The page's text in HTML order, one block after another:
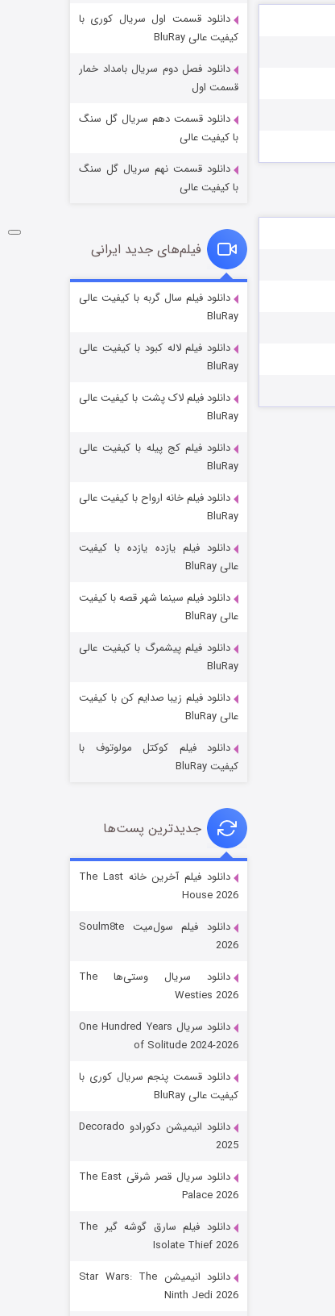
شکست استوارت در نجات جهان
قسمت ۷ (زیرنویس) منتشر شد
شوگر فصل ۲
قسمت
خاندان اژدها فصل ۳
جادوگری در مغولستان
قسمت
رویایی برای تو
قسمت
دانلود قسمت اول سریال کوری با
کیفیت عالی BluRay
دانلود فصل دوم سریال بامداد خمار
قسمت اول
دانلود قسمت دهم سریال گل سنگ
با کیفیت عالی
دانلود قسمت نهم سریال گل سنگ
با کیفیت عالی
فیلم‌های جدید ایرانی
دانلود فیلم سال گربه با کیفیت عالی
BluRay
دانلود فیلم لاله کبود با کیفیت عالی
BluRay
دانلود فیلم لاک پشت با کیفیت عالی
BluRay
دانلود فیلم کج‌ پیله با کیفیت عالی
BluRay
دانلود فیلم خانه ارواح با کیفیت عالی
BluRay
دانلود فیلم یازده یازده با کیفیت
عالی BluRay
دانلود فیلم سینما شهر قصه با کیفیت
عالی BluRay
دانلود فیلم پیشمرگ با کیفیت عالی
BluRay
دانلود فیلم زیبا صدایم کن با کیفیت
عالی BluRay
دانلود فیلم کوکتل مولوتوف با
کیفیت BluRay
جدیدترین پست‌ها
دانلود فیلم آخرین خانه The Last
House 2026
دانلود فیلم سول‌میت Soulm8te
2026
دانلود سریال وستی‌ها The
Westies 2026
دانلود سریال One Hundred Years
of Solitude 2024-2026
دانلود قسمت پنجم سریال کوری با
کیفیت عالی BluRay
دانلود انیمیشن دکورادو Decorado
2025
دانلود سریال قصر شرقی The East
Palace 2026
دانلود فیلم سارق گوشه گیر The
Isolate Thief 2026
دانلود انیمیشن Star Wars: The
Ninth Jedi 2026